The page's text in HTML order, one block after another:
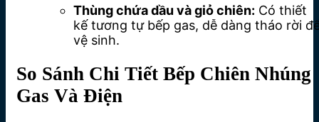
Thùng chứa dầu và giỏ chiên: Có thiết
kế tương tự bếp gas, dễ dàng tháo rời
vệ sinh.
So Sánh Chi Tiết Bếp Chiên Nhúng
Gas Và Điện